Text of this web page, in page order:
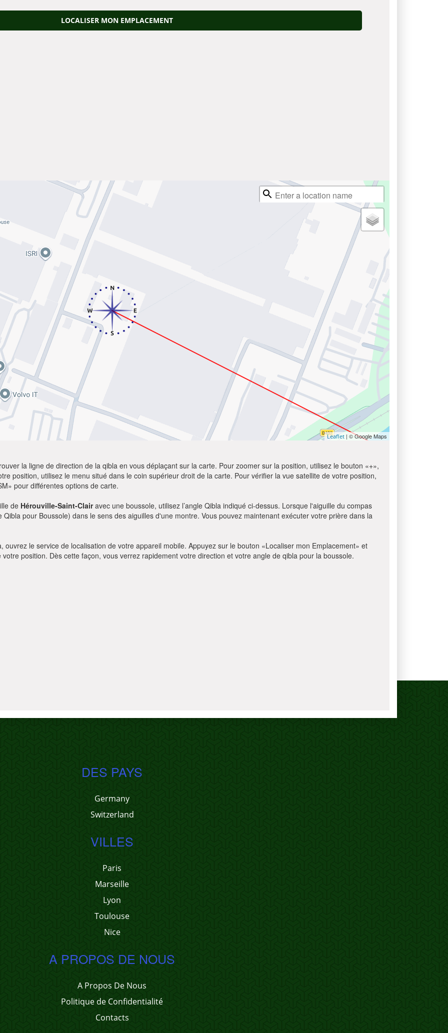
LOCALISER MON EMPLACEMENT
Leaflet | © Google Maps
la ligne de direction de la qibla en vous déplaçant sur la carte. Pour zoomer sur la position, utilisez le bouton «+»,
position, utilisez le menu situé dans le coin supérieur droit de la carte. Pour vérifier la vue satellite de votre position,
pour différentes options de carte.
de Hérouville-Saint-Clairavec une boussole, utilisez l’angle Qibla indiqué ci-dessus. Lorsque l'aiguille du compas
pour Boussole) dans le sens des aiguilles d'une montre. Vous pouvez maintenant exécuter votre prière dans la
le service de localisation de votre appareil mobile. Appuyez sur le bouton «Localiser mon Emplacement» et
position. Dès cette façon, vous verrez rapidement votre direction et votre angle de qibla pour la boussole.
DES PAYS
Germany
Switzerland
VILLES
Paris
Marseille
Lyon
Toulouse
Nice
A PROPOS DE NOUS
A Propos De Nous
Politique de Confidentialité
Contacts